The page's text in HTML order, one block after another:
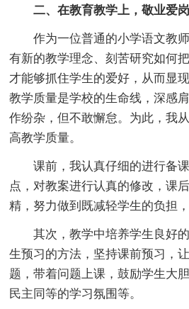
二、在教育教学上，敬业爱岗
作为一位普通的小学语文教师
有新的教学理念、刻苦研究如何
才能够抓住学生的爱好，从而显
教学质量是学校的生命线，深感
作纷杂，但不敢懈怠。为此，我
高教学质量。
课前，我认真仔细的进行备课
点，对教案进行认真的修改，课
精，努力做到既减轻学生的负担
其次，教学中培养学生良好的
生预习的方法，坚持课前预习，
题，带着问题上课，鼓励学生大
民主同等的学习氛围等。